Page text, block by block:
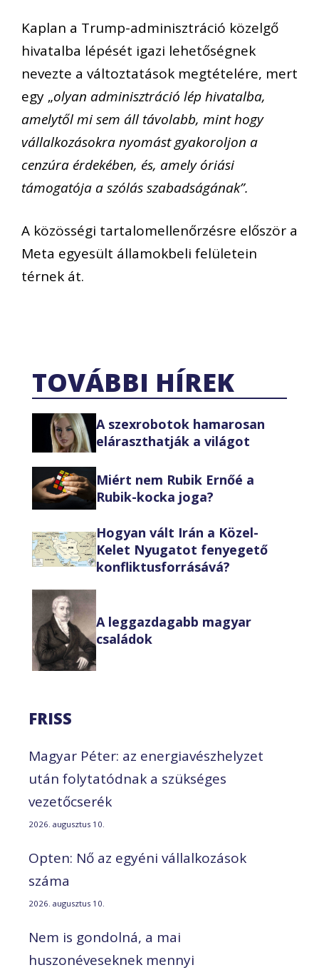
Kaplan a Trump-adminisztráció közelgő
hivatalba lépését igazi lehetőségnek
nevezte a változtatások megtételére, mert
egy „olyan adminisztráció lép hivatalba,
amelytől mi sem áll távolabb, mint hogy
vállalkozásokra nyomást gyakoroljon a
cenzúra érdekében, és, amely óriási
támogatója a szólás szabadságának”.
A közösségi tartalomellenőrzésre először a
Meta egyesült államokbeli felületein
térnek át.
TOVÁBBI HÍREK
A szexrobotok hamarosan
eláraszthatják a világot
Miért nem Rubik Ernőé a
Rubik-kocka joga?
Hogyan vált Irán a Közel-
Kelet Nyugatot fenyegető
konfliktusforrásává?
A leggazdagabb magyar
családok
FRISS
Magyar Péter: az energiavészhelyzet
után folytatódnak a szükséges
vezetőcserék
2026. augusztus 10.
Opten: Nő az egyéni vállalkozások
száma
2026. augusztus 10.
Nem is gondolná, a mai
huszonéveseknek mennyi